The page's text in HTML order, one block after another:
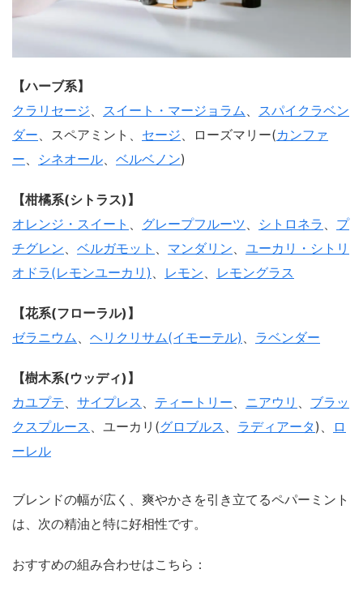
【ハーブ系】
クラリセージ
スイート・マージョラム
スパイクラベン
ダー 、スペアミント、 セージ 、ローズマリー(カンファ
ー
シネオール ベルベノン)
【柑橘系(シトラス)】
オレンジ・スイート
グレープフルーツ シトロネラ
プ
チグレン
ベルガモット マンダリン
ユーカリ・シトリ
オドラ(レモンユーカリ)
レモン レモングラス
【花系(フローラル)】
ゼラニウム
ヘリクリサム(イモーテル) ラベンダー
【樹木系(ウッディ)】
カユプテ
サイプレス ティートリー ニアウリ
ブラッ
クスプルース 、ユーカリ(グロブルス ラディアータ)、
ロ
ーレル
ブレンドの幅が広く、爽やかさを引き立てるペパーミント
は、次の精油と特に好相性です。
おすすめの組み合わせはこちら：